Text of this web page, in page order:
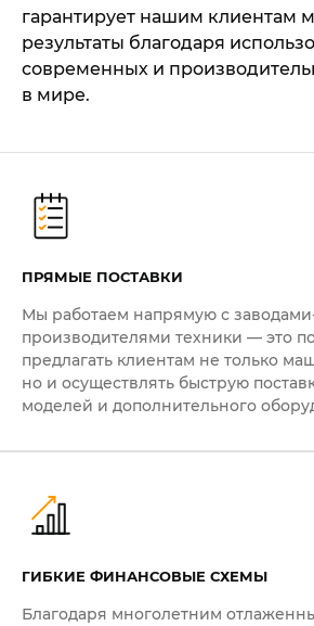
гарантирует нашим клиентам
результаты благодаря
современных и
в мире.
ПРЯМЫЕ ПОСТАВКИ
Мы работаем напрямую с
производителями техники — это
предлагать клиентам не только
но и осуществлять быструю
моделей и дополнительного
ГИБКИЕ ФИНАНСОВЫЕ СХЕМЫ
Благодаря многолетним